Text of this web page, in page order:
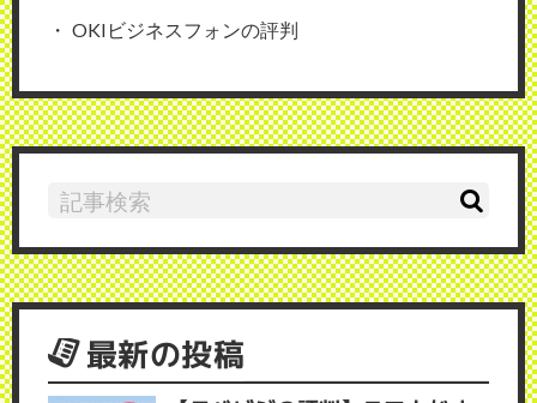
OKIビジネスフォンの評判
最新の投稿